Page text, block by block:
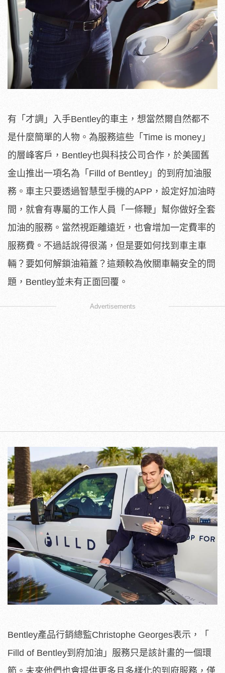
有「才調」入手Bentley的車主，想當然爾自然都不
是什麼簡單的人物。為服務這些「Time is money」
的層峰客戶，Bentley也與科技公司合作，於美國舊
金山推出一項名為「Filld of Bentley」的到府加油服
務。車主只要透過智慧型手機的APP，設定好加油時
間，就會有專屬的工作人員「一條鞭」幫你做好全套
加油的服務。當然視距離遠近，也會增加一定費率的
服務費。不過話說得很滿，但是要如何找到車主車
輛？要如何解鎖油箱蓋？這類較為攸關車輛安全的問
題，Bentley並未有正面回覆。
Advertisements
Bentley產品行銷總監Christophe Georges表示，「
Filld of Bentley到府加油」服務只是該計畫的一個環
節。未來他們也會提供更多且多樣化的到府服務，僅